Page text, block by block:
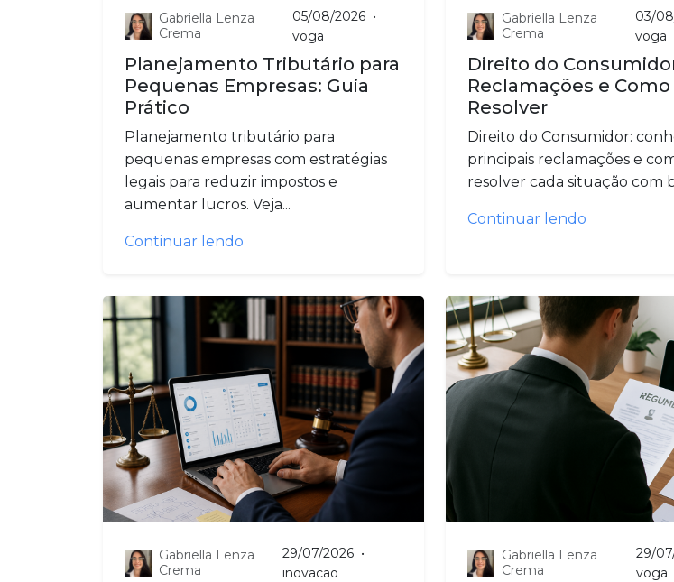
Gabriella Lenza
Crema
05/08/2026 •
voga
Planejamento Tributário para
Pequenas Empresas: Guia
Prático
Planejamento tributário para
pequenas empresas com estratégias
legais para reduzir impostos e
aumentar lucros. Veja...
Continuar lendo
Gabriella Lenza
Crema
03/
voga
Direito do
Reclamações e Como
Resolver
Direito do Consumidor:
principais reclamações e
resolver cada situação com
Continuar lendo
Gabriella Lenza
Crema
29/07/2026 •
inovacao
Gabriella Lenza
Crema
29/
voga